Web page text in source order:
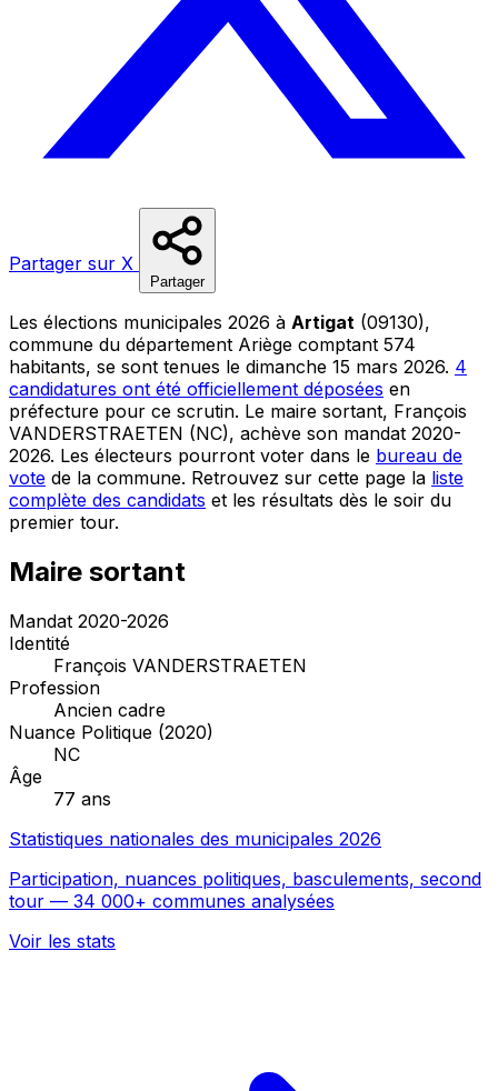
Partager sur X
Partager
Les élections municipales 2026 à Artigat (09130),
commune du département Ariège comptant 574
habitants, se sont tenues le dimanche 15 mars 2026. 4
candidatures ont été officiellement déposées en
préfecture pour ce scrutin. Le maire sortant, François
VANDERSTRAETEN (NC), achève son mandat 2020-
2026. Les électeurs pourront voter dans le bureau de
vote de la commune. Retrouvez sur cette page la liste
complète des candidats et les résultats dès le soir du
premier tour.
Maire sortant
Mandat 2020-2026
Identité
François VANDERSTRAETEN
Profession
Ancien cadre
Nuance Politique (2020)
NC
Âge
77 ans
Statistiques nationales des municipales 2026
Participation, nuances politiques, basculements, second
tour — 34 000+ communes analysées
Voir les stats